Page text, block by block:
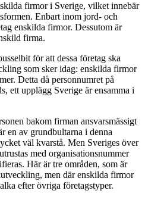
firmor i Sverige, vilket innebär
Enbart inom jord- och
enskilda firmor. Dessutom är
firma.
för att dessa företag ska
som sker idag: enskilda firmor
Detta då personnumret på
ett upplägg Sverige är ensamma i
bakom firman ansvarsmässigt
en av grundbultarna i denna
väl kvarstå. Men Sveriges över
med organisationsnummer
Här är tre områden, som är
men där enskilda firmor
efter övriga företagstyper.